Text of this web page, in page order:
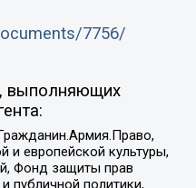
7756/
выполняющих
и европейской культуры,
Фонд защиты прав
публичной политики,